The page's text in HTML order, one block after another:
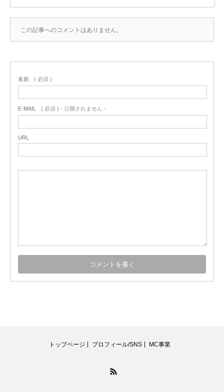
この記事へのコメントはありません。
名前 ( 必須 )
E-MAIL ( 必須 ) - 公開されません -
URL
トップページ プロフィール/SNS MC事業